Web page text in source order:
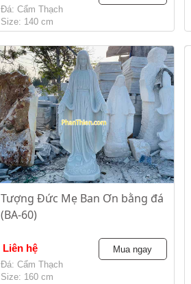
Đá: Cẩm Thạch
Size: 140 cm
Tượng Đức Mẹ Ban Ơn bằng đá
(BA-60)
Liên hệ
Đá: Cẩm Thạch
Size: 160 cm
Mua ngay